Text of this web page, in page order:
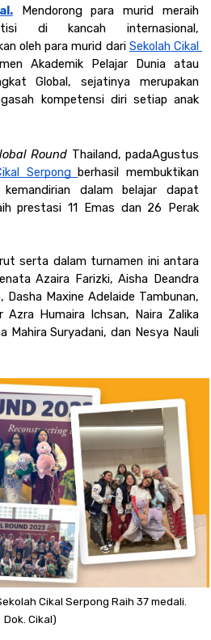
Mendorong para murid meraih
di kancah internasional,
oleh para murid dari Sekolah Cikal
Global, sejatinya merupakan
kompetensi diri setiap anak
Round Thailand, padaAgustus
Serpong berhasil membuktikan
dalam belajar dapat
prestasi 11 Emas dan 26 Perak
serta dalam turnamen ini antara
Azaira Farizki, Aisha Deandra
Dasha Maxine Adelaide Tambunan,
Azra Humaira Ichsan, Naira Zalika
Mahira Suryadani, dan Nesya Nauli
Cikal Serpong Raih 37 medali.
Dok. Cikal)